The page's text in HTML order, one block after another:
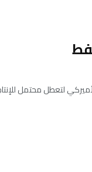
لتعطل محتمل